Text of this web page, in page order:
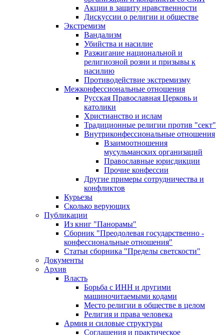
Акции в защиту нравственности
Дискуссии о религии и обществе
Экстремизм
Вандализм
Убийства и насилие
Разжигание национальной и
религиозной розни и призывы к
насилию
Противодействие экстремизму
Межконфессиональные отношения
Русская Православная Церковь и
католики
Христианство и ислам
Традиционные религии против "сект"
Внутриконфессиональные отношения
Взаимоотношения
мусульманских организаций
Православные юрисдикции
Прочие конфессии
Другие примеры сотрудничества и
конфликтов
Курьезы
Сколько верующих
Публикации
Из книг "Панорамы"
Сборник "Преодолевая государственно -
конфессиональные отношения"
Статьи сборника "Пределы светскости"
Документы
Архив
Власть
Борьба с ИНН и другими
машиночитаемыми кодами
Место религии в обществе в целом
Религия и права человека
Армия и силовые структуры
Соглашения и практическое